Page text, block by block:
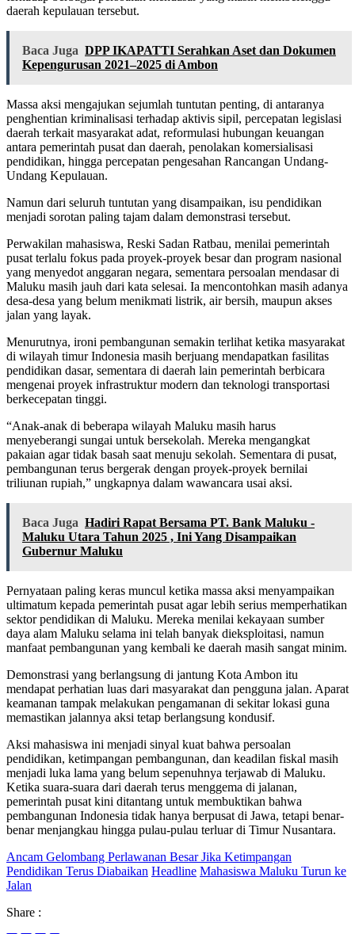
daerah kepulauan tersebut.
Baca Juga DPP IKAPATTI Serahkan Aset dan Dokumen
Kepengurusan 2021–2025 di Ambon
Massa aksi mengajukan sejumlah tuntutan penting, di antaranya
penghentian kriminalisasi terhadap aktivis sipil, percepatan legislasi
daerah terkait masyarakat adat, reformulasi hubungan keuangan
antara pemerintah pusat dan daerah, penolakan komersialisasi
pendidikan, hingga percepatan pengesahan Rancangan Undang-
Undang Kepulauan.
Namun dari seluruh tuntutan yang disampaikan, isu pendidikan
menjadi sorotan paling tajam dalam demonstrasi tersebut.
Perwakilan mahasiswa, Reski Sadan Ratbau, menilai pemerintah
pusat terlalu fokus pada proyek-proyek besar dan program nasional
yang menyedot anggaran negara, sementara persoalan mendasar di
Maluku masih jauh dari kata selesai. Ia mencontohkan masih adanya
desa-desa yang belum menikmati listrik, air bersih, maupun akses
jalan yang layak.
Menurutnya, ironi pembangunan semakin terlihat ketika masyarakat
di wilayah timur Indonesia masih berjuang mendapatkan fasilitas
pendidikan dasar, sementara di daerah lain pemerintah berbicara
mengenai proyek infrastruktur modern dan teknologi transportasi
berkecepatan tinggi.
“Anak-anak di beberapa wilayah Maluku masih harus
menyeberangi sungai untuk bersekolah. Mereka mengangkat
pakaian agar tidak basah saat menuju sekolah. Sementara di pusat,
pembangunan terus bergerak dengan proyek-proyek bernilai
triliunan rupiah,” ungkapnya dalam wawancara usai aksi.
Baca Juga Hadiri Rapat Bersama PT. Bank Maluku -
Maluku Utara Tahun 2025 , Ini Yang Disampaikan
Gubernur Maluku
Pernyataan paling keras muncul ketika massa aksi menyampaikan
ultimatum kepada pemerintah pusat agar lebih serius memperhatikan
sektor pendidikan di Maluku. Mereka menilai kekayaan sumber
daya alam Maluku selama ini telah banyak dieksploitasi, namun
manfaat pembangunan yang kembali ke daerah masih sangat minim.
Demonstrasi yang berlangsung di jantung Kota Ambon itu
mendapat perhatian luas dari masyarakat dan pengguna jalan. Aparat
keamanan tampak melakukan pengamanan di sekitar lokasi guna
memastikan jalannya aksi tetap berlangsung kondusif.
Aksi mahasiswa ini menjadi sinyal kuat bahwa persoalan
pendidikan, ketimpangan pembangunan, dan keadilan fiskal masih
menjadi luka lama yang belum sepenuhnya terjawab di Maluku.
Ketika suara-suara dari daerah terus menggema di jalanan,
pemerintah pusat kini ditantang untuk membuktikan bahwa
pembangunan Indonesia tidak hanya berpusat di Jawa, tetapi benar-
benar menjangkau hingga pulau-pulau terluar di Timur Nusantara.
Ancam Gelombang Perlawanan Besar Jika Ketimpangan
Pendidikan Terus Diabaikan Headline Mahasiswa Maluku Turun ke
Jalan
Share :